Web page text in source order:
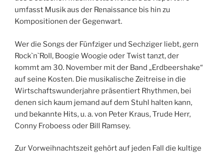
umfasst Musik aus der Renaissance bis hin zu
Kompositionen der Gegenwart.
Wer die Songs der Fünfziger und Sechziger liebt, gern
Rock`n`Roll, Boogie Woogie oder Twist tanzt, der
kommt am 30. November mit der Band „Erdbeershake“
auf seine Kosten. Die musikalische Zeitreise in die
Wirtschaftswunderjahre präsentiert Rhythmen, bei
denen sich kaum jemand auf dem Stuhl halten kann,
und bekannte Hits, u. a. von Peter Kraus, Trude Herr,
Conny Froboess oder Bill Ramsey.
Zur Vorweihnachtszeit gehört auf jeden Fall die kultige